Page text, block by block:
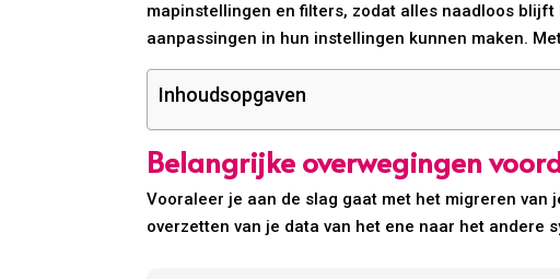
mapinstellingen en filters, zodat alles naadloos
aanpassingen in hun instellingen kunnen maken.
Inhoudsopgaven
Belangrijke overwegingen
Vooraleer je aan de slag gaat met het migreren
overzetten van je data van het ene naar het andere